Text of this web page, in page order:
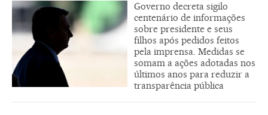
Governo decreta sigilo
centenário de informações
sobre presidente e seus
filhos após pedidos feitos
pela imprensa. Medidas se
somam a ações adotadas nos
últimos anos para reduzir a
transparência pública